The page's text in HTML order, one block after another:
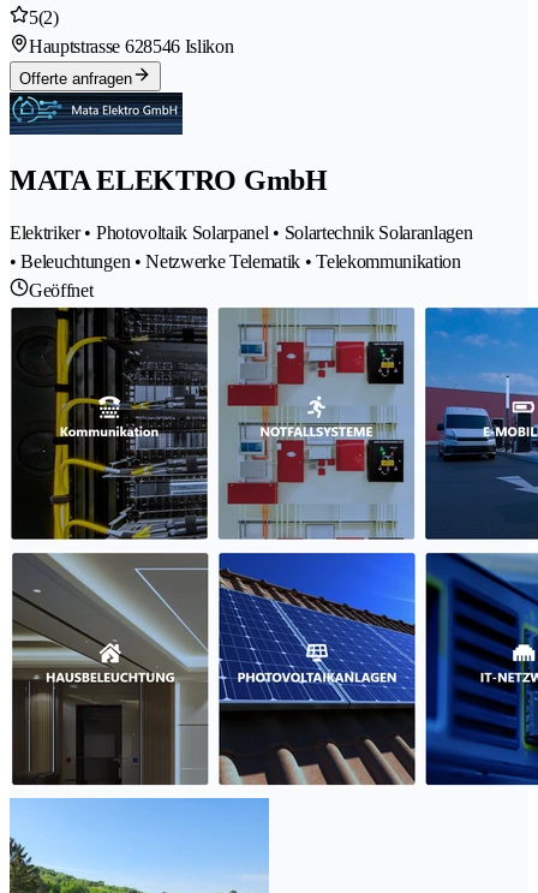
5(2)
Hauptstrasse 628546 Islikon
Offerte anfragen
MATA ELEKTRO GmbH
Elektriker • Photovoltaik Solarpanel • Solartechnik Solaranlagen
• Beleuchtungen • Netzwerke Telematik • Telekommunikation
Geöffnet